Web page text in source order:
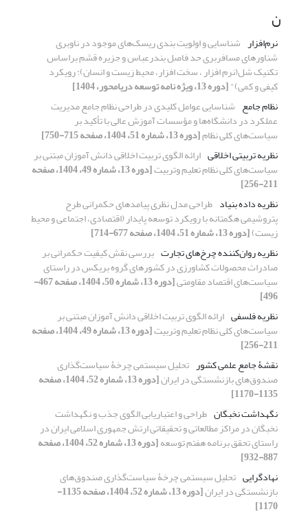
ن
نرم‌افزار شناسایی و اولویت بندی ریسک‌های موجود در ناوبری
شناورهای مسافربری حد فاصل بندرعباس و جزیره قشم براساس
تکنیک شل(نرم افزار ، سخت افزار، محیط زیست و انسان): رویکرد
کیفی و کمی)"[دوره 13، ویژه نامه توسعه دریامحور، 1404]
نظام جامع شناسایی عوامل کلیدی در طراحی نظام جامع مدیریت
عملکرد در دانشگاه‌ها و مؤسسات آموزش عالی با تأکید بر
سیاست‌های کلی نظام[دوره 13، شماره 51، 1404، صفحه 715-750]
نظریه تربیتی اخلاقی ارائه الگوی تربیت اخلاقی دانش آموزان مبتنی بر
سیاست‌های کلی نظام تعلیم وتربیت [دوره 13، شماره 49، 1404، صفحه
211-256]
نظریه داده بنیاد طراحی مدل نظری پیامدهای حکمرانی طرح
پتروشیمی هگمتانه با رویکرد توسعه پایدار (اقتصادی، اجتماعی و محیط
زیست)[دوره 13، شماره 51، 1404، صفحه 677-714]
نظریه روان‌کننده چرخ‌های تجارت بررسی نقش کیفیت حکمرانی بر
صادرات محصولات کشاورزی در کشورهای گروه بریکس در راستای
سیاست‌های اقتصاد مقاومتی [دوره 13، شماره 50، 1404، صفحه 467-
496]
نظریه فلسفی ارائه الگوی تربیت اخلاقی دانش آموزان مبتنی بر
سیاست‌های کلی نظام تعلیم وتربیت [دوره 13، شماره 49، 1404، صفحه
211-256]
نقشۀ جامع علمی کشور تحلیل سیستمی چرخۀ سیاست‌گذاری
صندوق‌های بازنشستگی در ایران [دوره 13، شماره 52، 1404، صفحه
1135-1170]
نگهداشت نخبگان طراحی و اعتباریابی الگوی جذب و نگهداشت
نخبگان در مراکز مطالعاتی و تحقیقاتی ارتش جمهوری اسلامی ایران در
راستای تحقق برنامه هفتم توسعه [دوره 13، شماره 52، 1404، صفحه
887-932]
نهادگرایی تحلیل سیستمی چرخۀ سیاست‌گذاری صندوق‌های
بازنشستگی در ایران [دوره 13، شماره 52، 1404، صفحه 1135-
1170]